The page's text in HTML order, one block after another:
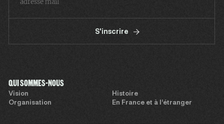
S'inscrire
QUI SOMMES-NOUS
Vision
Histoire
Organisation
En France et à l’étranger